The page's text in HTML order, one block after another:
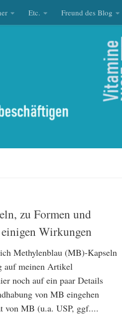
Etc. Freund des Blog
zu Formen und
Wirkungen
Methylenblau (MB)-Kapseln
auf meinen Artikel
noch auf ein paar Details
von MB eingehen
von MB (u.a. USP, ggf....